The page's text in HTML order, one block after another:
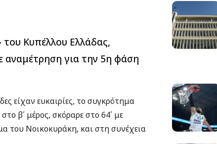
του Κυπέλλου Ελλάδας,
αναμέτρηση για την 5η φάση
είχαν ευκαιρίες, το συγκρότημα
β΄ μέρος, σκόραρε στο 64΄ με
του Νοικοκυράκη, και στη συνέχεια